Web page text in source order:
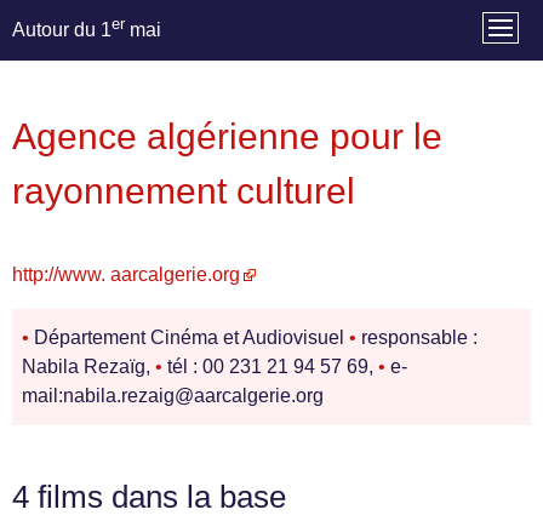
Autour du 1er mai
Agence algérienne pour le
rayonnement culturel
http://www. aarcalgerie.org
• Département Cinéma et Audiovisuel • responsable :
Nabila Rezaïg, • tél : 00 231 21 94 57 69, • e-
mail:nabila.rezaig@aarcalgerie.org
4 films dans la base